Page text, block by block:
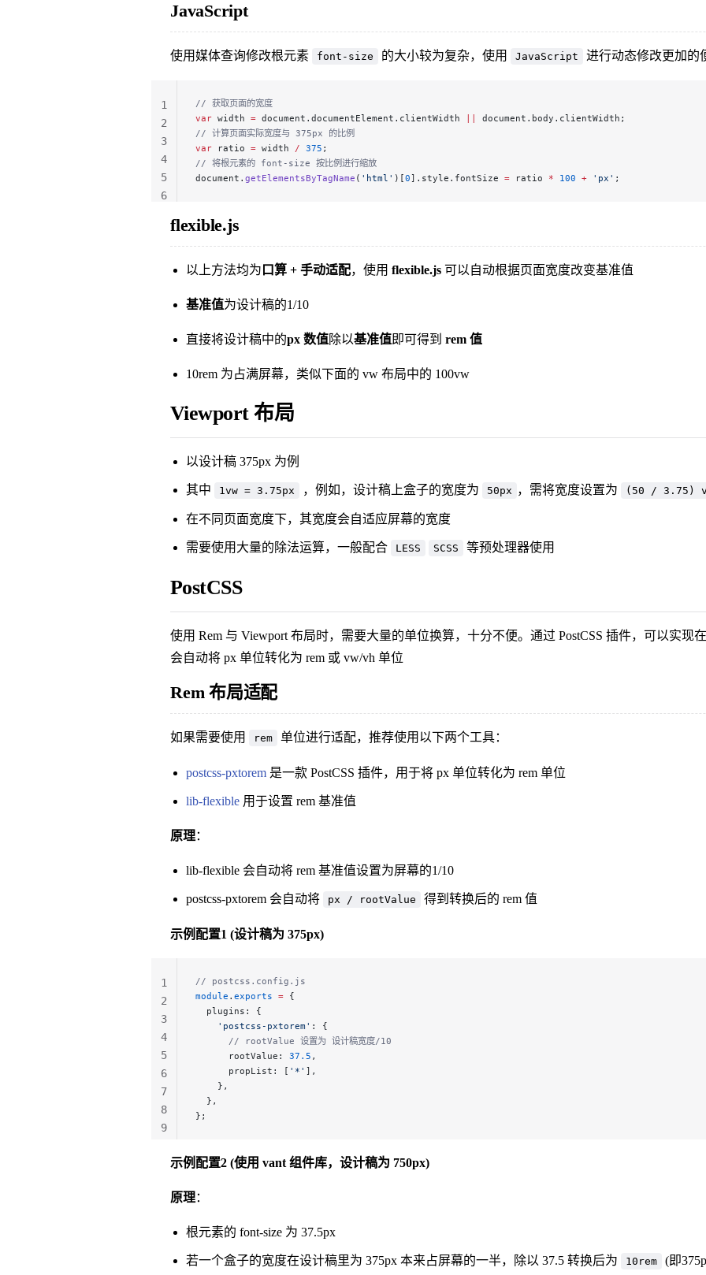
JavaScript
使用媒体查询修改根元素 font-size 的大小较为复杂，使用 JavaScript 进行动态修改更加的
// 获取页面的宽度
var width = document.documentElement.clientWidth
document.body.clientWidth;
// 计算页面实际宽度与 375px 的比例
var ratio = width / 375 ;
// 将根元素的 font-size 按比例进行缩放
document. getElementsByTagName ( 'html' )[0].style.fontSize = ratio * 100 + 'px' ;
1
2
3
4
5
6
flexible.js
以上方法均为 口算 + 手动适配，使用 flexible.js 可以自动根据页面宽度改变基准值
基准值为设计稿的1/10
直接将设计稿中的px 数值除以基准值即可得到 rem 值
10rem 为占满屏幕，类似下面的 vw 布局中的 100vw
Viewport 布局
以设计稿 375px 为例
其中 1vw = 3.75px ，例如，设计稿上盒子的宽度为 50px ，需将宽度设置为 (50 / 3.75)
在不同页面宽度下，其宽度会自适应屏幕的宽度
需要使用大量的除法运算，一般配合 LESS SCSS 等预处理器使用
PostCSS
使用 Rem 与 Viewport 布局时，需要大量的单位换算，十分不便。通过 PostCSS 插件，可以实现
会自动将 px 单位转化为 rem 或 vw/vh 单位
Rem 布局适配
如果需要使用 rem 单位进行适配，推荐使用以下两个工具：
postcss-pxtorem 是一款 PostCSS 插件，用于将 px 单位转化为 rem 单位
lib-flexible 用于设置 rem 基准值
原理：
lib-flexible 会自动将 rem 基准值设置为屏幕的1/10
postcss-pxtorem 会自动将 px / rootValue 得到转换后的 rem 值
示例配置1 (设计稿为 375px)
// postcss.config.js
module . exports = {
  plugins: {
    'postcss-pxtorem'
: {
      // rootValue 设置为 设计稿宽度/10
      rootValue:
37.5 ,
      propList: [
'*' ],
    },
  },
};
1
2
3
4
5
6
7
8
9
示例配置2 (使用 vant 组件库，设计稿为 750px)
原理：
根元素的 font-size 为 37.5px
若一个盒子的宽度在设计稿里为 375px 本来占屏幕的一半，除以 37.5 转换后为 10rem (即